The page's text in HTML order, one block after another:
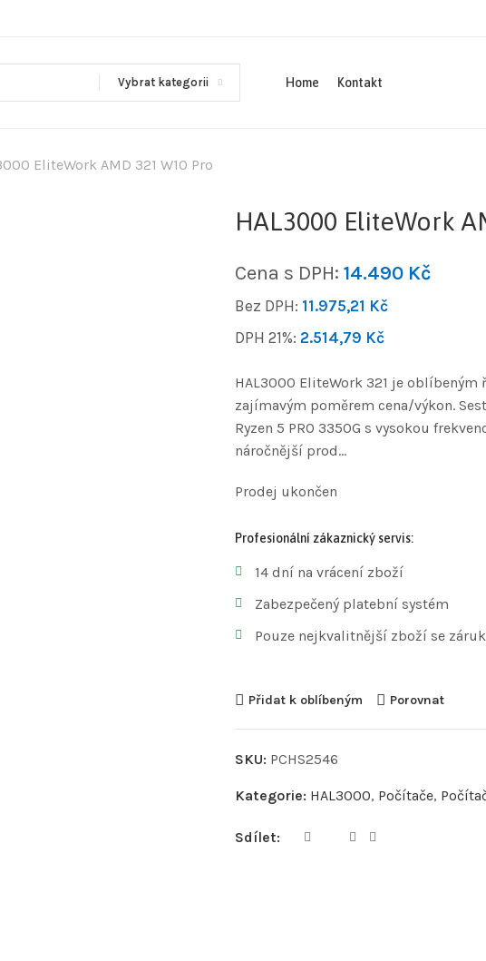
Vybrat kategorii Home Kontakt
EliteWork AMD 321 W10 Pro
HAL3000 EliteWork
Cena s DPH: 14.490 Kč
Bez DPH: 11.975,21 Kč
DPH 21%: 2.514,79 Kč
HAL3000 EliteWork 321 je
zajímavým poměrem cena/výkon.
Ryzen 5 PRO 3350G s vysokou
náročnější prod…
Prodej ukončen
Profesionální zákaznický servis:
14 dní na vrácení zboží
Zabezpečený platební systém
Pouze nejkvalitnější zboží se
Přidat k oblíbeným Porovnat
SKU: PCHS2546
Kategorie: HAL3000, Počítače,
Sdílet: